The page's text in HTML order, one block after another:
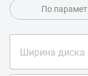
По
Ширина диска